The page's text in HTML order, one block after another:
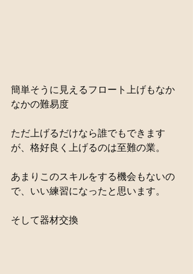
簡単そうに見えるフロート上げもなか
なかの難易度
ただ上げるだけなら誰でもできます
が、格好良く上げるのは至難の業。
あまりこのスキルをする機会もないの
で、いい練習になったと思います。
そして器材交換